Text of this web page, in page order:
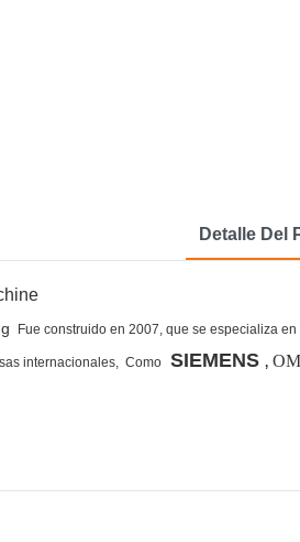
Detalle Del
Fue construido en 2007, que se especializa
internacionales, Como SIEMENS ,